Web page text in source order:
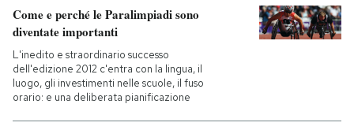
Come e perché le Paralimpiadi sono
diventate importanti
L'inedito e straordinario successo
dell'edizione 2012 c'entra con la lingua, il
luogo, gli investimenti nelle scuole, il fuso
orario: e una deliberata pianificazione